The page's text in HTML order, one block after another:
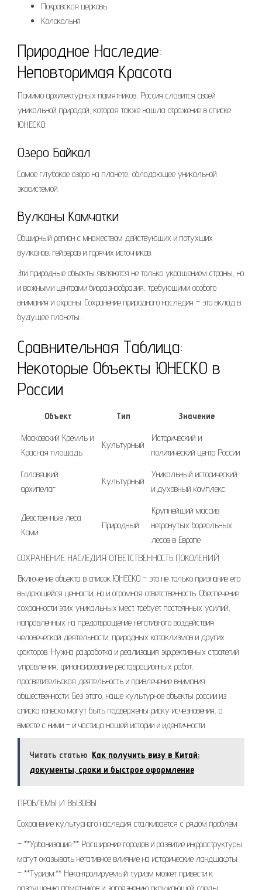
Покровская церковь
Колокольня
Природное Наследие:
Неповторимая Красота
Помимо архитектурных памятников, Россия славится своей
уникальной природой, которая также нашла отражение в списке
ЮНЕСКО.
Озеро Байкал
Самое глубокое озеро на планете, обладающее уникальной
экосистемой.
Вулканы Камчатки
Обширный регион с множеством действующих и потухших
вулканов, гейзеров и горячих источников.
Эти природные объекты являются не только украшением страны, но
и важными центрами биоразнообразия, требующими особого
внимания и охраны. Сохранение природного наследия – это вклад в
будущее планеты.
Сравнительная Таблица:
Некоторые Объекты ЮНЕСКО в
России
Объект Тип
Значение
Московский Кремль и
Красная площадь
Культурный
Исторический и
политический центр России
Соловецкий
архипелаг
Культурный
Уникальный исторический
и духовный комплекс
Девственные леса
Коми
Природный
Крупнейший массив
нетронутых бореальных
лесов в Европе
СОХРАНЕНИЕ НАСЛЕДИЯ: ОТВЕТСТВЕННОСТЬ ПОКОЛЕНИЙ
Включение объекта в список ЮНЕСКО – это не только признание его
выдающейся ценности, но и огромная ответственность. Обеспечение
сохранности этих уникальных мест требует постоянных усилий,
направленных на предотвращение негативного воздействия
человеческой деятельности, природных катаклизмов и других
факторов. Нужна разработка и реализация эффективных стратегий
управления, финансирование реставрационных работ,
просветительская деятельность и привлечение внимания
общественности. Без этого, наше культурное объекты россии из
списка юнеско могут быть подвержены риску исчезновения, а
вместе с ними – и частица нашей истории и идентичности.
Читать статью Как получить визу в Китай:
документы, сроки и быстрое оформление
ПРОБЛЕМЫ И ВЫЗОВЫ
Сохранение культурного наследия сталкивается с рядом проблем:
– **Урбанизация:** Расширение городов и развитие инфраструктуры
могут оказывать негативное влияние на исторические ландшафты.
– **Туризм:** Неконтролируемый туризм может привести к